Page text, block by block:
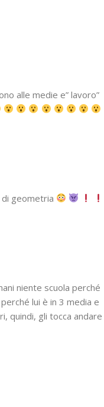
alle medie e” lavoro”
di geometria
niente scuola perché
lui è in 3 media e
quindi, gli tocca andare